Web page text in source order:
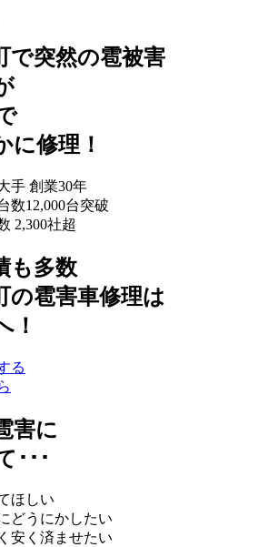
で突然の雹被害
に修理！
も多数
の雹害車修理は
！
る
害に
･･･
ほしい
どうにかしたい
安く済ませたい